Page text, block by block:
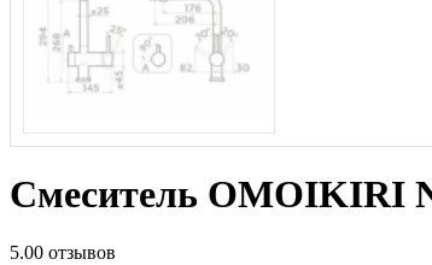
Смеситель OMOIKIRI
5.00 отзывов